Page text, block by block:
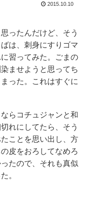
2015.10.10
ったんだけど、そう
は、刺身にすりゴマ
習ってみた。ごまの
ませようと思ってち
った。これはすぐに
らコチュジャンと和
れにしてたら、そう
ことを思い出し、方
皮をおろしてなめろ
たので、それも真似
。